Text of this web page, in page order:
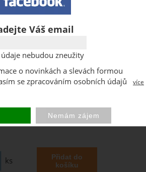
ks
Váš email
údaje nebudou zneužity
o novinkách a slevách formou
se zpracováním osobních údajů
více